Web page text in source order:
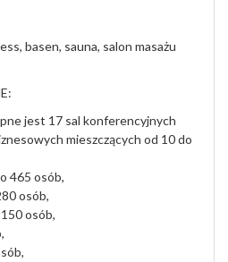
basen, sauna, salon masażu
jest 17 sal konferencyjnych
mieszczących od 10 do
465 osób,
osób,
osób,